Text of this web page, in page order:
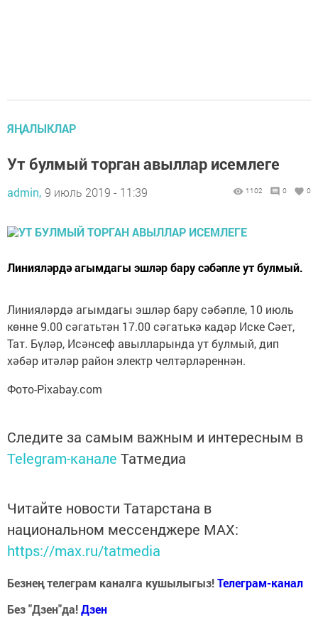
ЯҢАЛЫКЛАР
Ут булмый торган авыллар исемлеге
admin, 9 июль 2019 - 11:39 1102 0 0
Линияләрдә агымдагы эшләр бару сәбәпле ут булмый.
Линияләрдә агымдагы эшләр бару сәбәпле, 10 июль
көнне 9.00 сәгатьтән 17.00 сәгатькә кадәр Иске Сәет,
Тат. Бүләр, Исәнсеф авылларында ут булмый, дип
хәбәр итәләр район электр челтәрләреннән.
Фото-Pixabay.com
Следите за самым важным и интересным в
Telegram-канале Татмедиа
Читайте новости Татарстана в
национальном мессенджере MАХ:
https://max.ru/tatmedia
Безнең телеграм каналга кушылыгыз!Телеграм-канал
Без "Дзен"да!Дзен